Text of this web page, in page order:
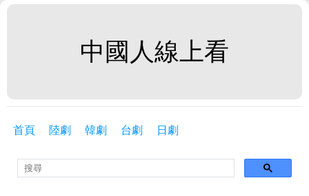
中國人線上看
首頁 陸劇 韓劇 台劇 日劇